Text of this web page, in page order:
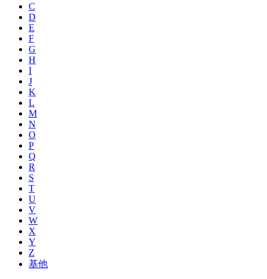
C
D
E
F
G
H
I
J
K
L
M
N
O
P
Q
R
S
T
U
V
W
X
Y
Z
基他